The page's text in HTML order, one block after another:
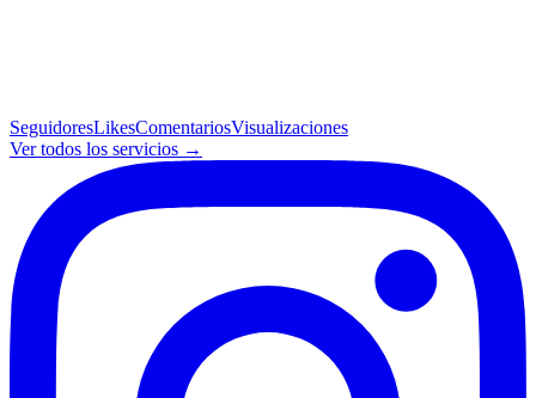
SeguidoresLikesComentariosVisualizaciones
Ver todos los servicios →